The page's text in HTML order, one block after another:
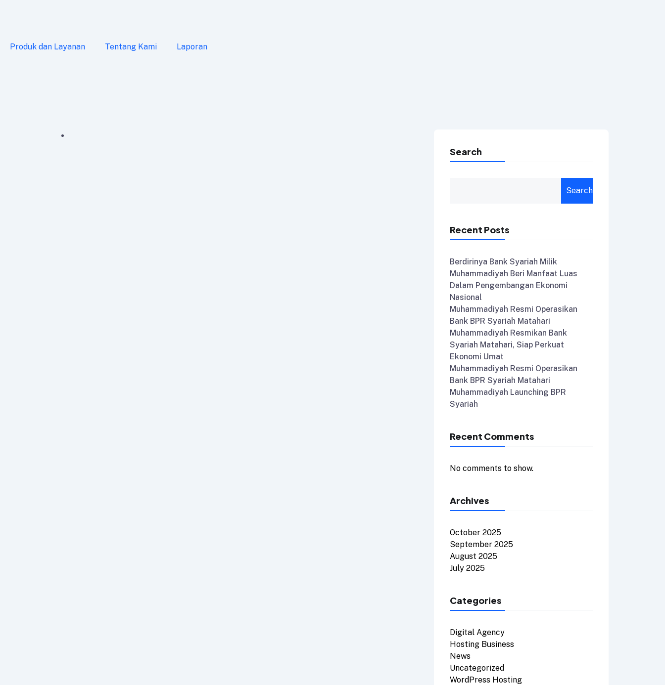
Produk dan Layanan Tentang Kami Laporan
Search
Search
Recent Posts
Berdirinya Bank Syariah Milik
Muhammadiyah Beri Manfaat Luas
Dalam Pengembangan Ekonomi
Nasional
Muhammadiyah Resmi Operasikan
Bank BPR Syariah Matahari
Muhammadiyah Resmikan Bank
Syariah Matahari, Siap Perkuat
Ekonomi Umat
Muhammadiyah Resmi Operasikan
Bank BPR Syariah Matahari
Muhammadiyah Launching BPR
Syariah
Recent Comments
No comments to show.
Archives
October 2025
September 2025
August 2025
July 2025
Categories
Digital Agency
Hosting Business
News
Uncategorized
WordPress Hosting